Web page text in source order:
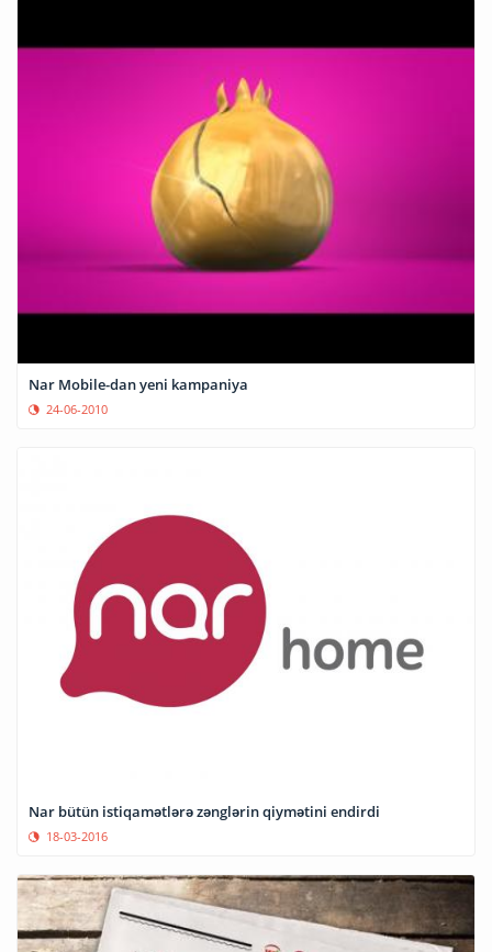
Nar Mobile-dan yeni kampaniya
24-06-2010
Nar bütün istiqamətlərə zənglərin qiymətini endirdi
18-03-2016